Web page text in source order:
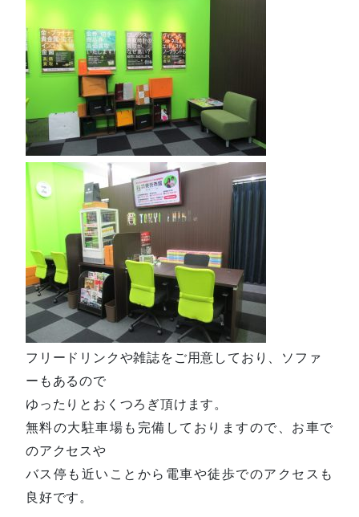
フリードリンクや雑誌をご用意しており、ソファ
ーもあるので
ゆったりとおくつろぎ頂けます。
無料の大駐車場も完備しておりますので、お車で
のアクセスや
バス停も近いことから電車や徒歩でのアクセスも
良好です。